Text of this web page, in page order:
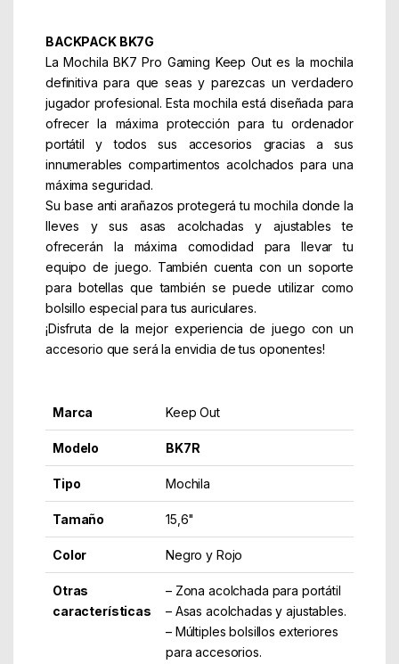
BACKPACK BK7G
La Mochila BK7 Pro Gaming Keep Out es la mochila
definitiva para que seas y parezcas un verdadero
jugador profesional. Esta mochila está diseñada para
ofrecer la máxima protección para tu ordenador
portátil y todos sus accesorios gracias a sus
innumerables compartimentos acolchados para una
máxima seguridad.
Su base anti arañazos protegerá tu mochila donde la
lleves y sus asas acolchadas y ajustables te
ofrecerán la máxima comodidad para llevar tu
equipo de juego. También cuenta con un soporte
para botellas que también se puede utilizar como
bolsillo especial para tus auriculares.
¡Disfruta de la mejor experiencia de juego con un
accesorio que será la envidia de tus oponentes!
Marca Keep Out
Modelo BK7R
Tipo Mochila
Tamaño 15,6"
Color Negro y Rojo
Otras
características
– Zona acolchada para portátil
– Asas acolchadas y ajustables.
– Múltiples bolsillos exteriores
para accesorios.